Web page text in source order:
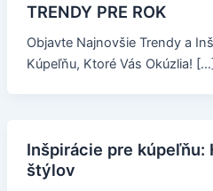
TRENDY PRE ROK
Objavte Najnovšie Trendy a
Kúpeľňu, Ktoré Vás Okúzlia! […]
Inšpirácie pre kúpeľňu:
štýlov